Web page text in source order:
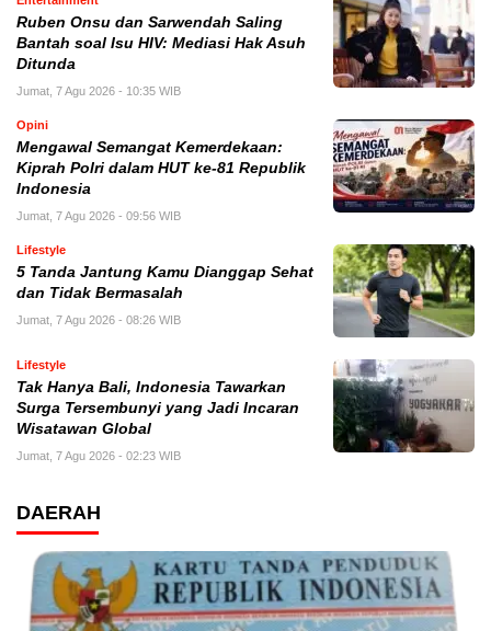
Ruben Onsu dan Sarwendah Saling
Bantah soal Isu HIV: Mediasi Hak Asuh
Ditunda
Jumat, 7 Agu 2026 - 10:35 WIB
Opini
Mengawal Semangat Kemerdekaan:
Kiprah Polri dalam HUT ke-81 Republik
Indonesia
Jumat, 7 Agu 2026 - 09:56 WIB
Lifestyle
5 Tanda Jantung Kamu Dianggap Sehat
dan Tidak Bermasalah
Jumat, 7 Agu 2026 - 08:26 WIB
Lifestyle
Tak Hanya Bali, Indonesia Tawarkan
Surga Tersembunyi yang Jadi Incaran
Wisatawan Global
Jumat, 7 Agu 2026 - 02:23 WIB
DAERAH